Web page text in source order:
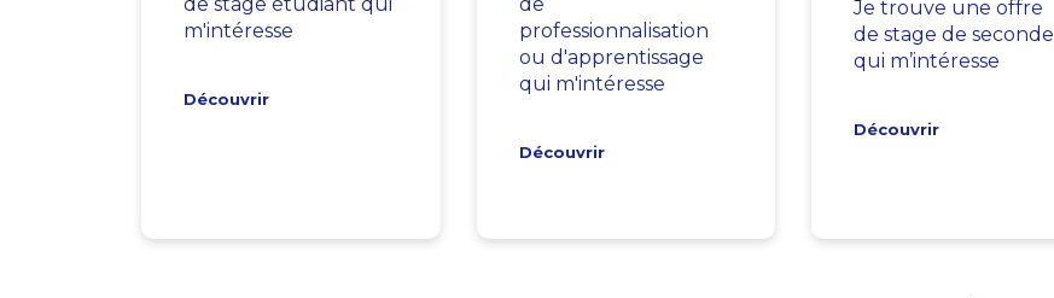
m'intéresse
Découvrir
professionnalisation
ou d'apprentissage
qui m'intéresse
Découvrir
Je trouve une offre
de stage de seconde
qui m’intéresse
Découvrir